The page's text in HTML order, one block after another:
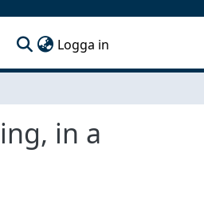
Logga in
in a